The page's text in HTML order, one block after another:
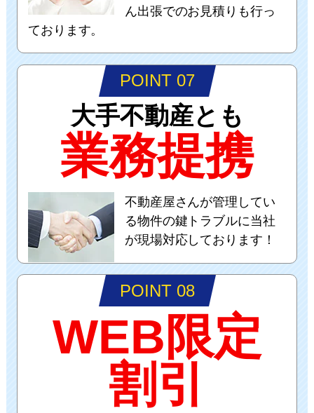
ん出張でのお見積りも行っ
ております。
POINT 07
大手不動産とも
業務提携
不動産屋さんが管理してい
る物件の鍵トラブルに当社
が現場対応しております！
POINT 08
WEB限定
割引